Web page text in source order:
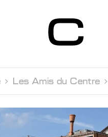
Contemporain
Genève
 Les Amis du Centre 